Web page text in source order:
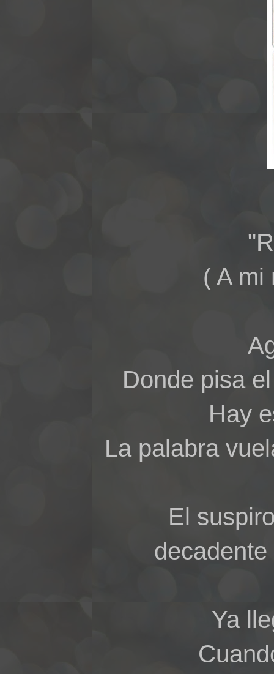
( A mi
Donde pisa
Hay
La palabra
El
Ya